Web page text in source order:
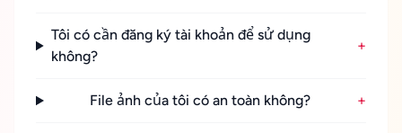
Tôi có cần đăng ký tài khoản để sử dụng
không?
+
File ảnh của tôi có an toàn không? +